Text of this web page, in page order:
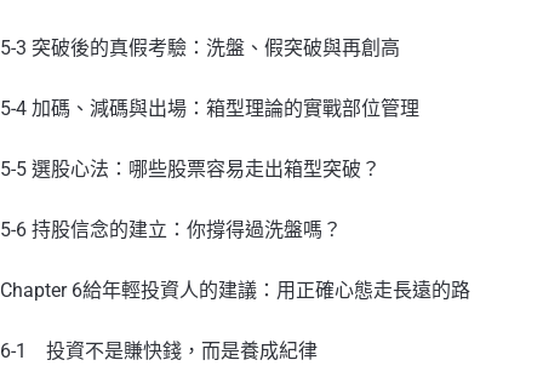
5-3 突破後的真假考驗：洗盤、假突破與再創高
5-4 加碼、減碼與出場：箱型理論的實戰部位管理
5-5 選股心法：哪些股票容易走出箱型突破？
5-6 持股信念的建立：你撐得過洗盤嗎？
Chapter 6給年輕投資人的建議：用正確心態走長遠的路
6-1 投資不是賺快錢，而是養成紀律